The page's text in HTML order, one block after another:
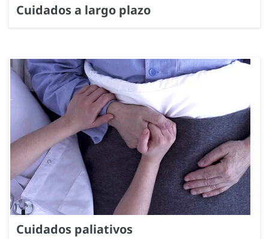
Cuidados a largo plazo
Cuidados paliativos